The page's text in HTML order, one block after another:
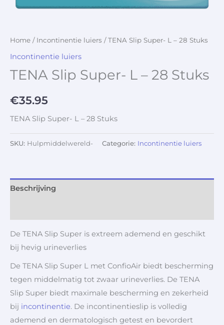
Home / Incontinentie luiers / TENA Slip Super- L – 28 Stuks
Incontinentie luiers
TENA Slip Super- L – 28 Stuks
€35.95
TENA Slip Super- L – 28 Stuks
SKU: Hulpmiddelwereld- Categorie: Incontinentie luiers
Beschrijving
De TENA Slip Super is extreem ademend en geschikt
bij hevig urineverlies
De TENA Slip Super L met ConfioAir biedt bescherming
tegen middelmatig tot zwaar urineverlies. De TENA
Slip Super biedt maximale bescherming en zekerheid
bij incontinentie. De incontinentieslip is volledig
ademend en dermatologisch getest en bevordert